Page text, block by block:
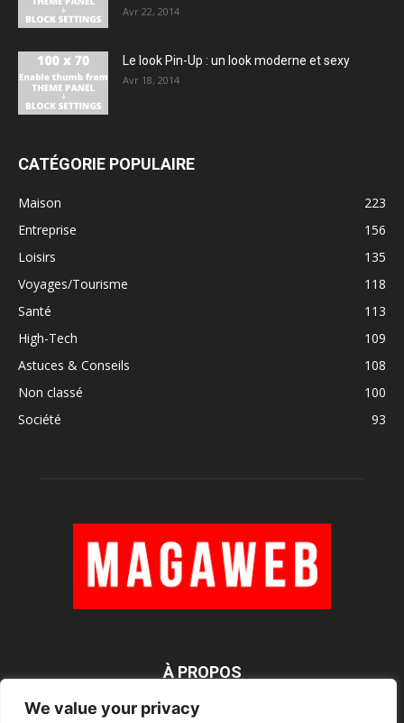
We value your privacy
Avr 22, 2014
Le look Pin-Up : un look moderne et sexy
Avr 18, 2014
CATÉGORIE POPULAIRE
Maison
223
Entreprise
156
Loisirs
135
Voyages/Tourisme
118
Santé
113
High-Tech
109
Astuces & Conseils
108
Non classé
100
Société
93
À PROPOS